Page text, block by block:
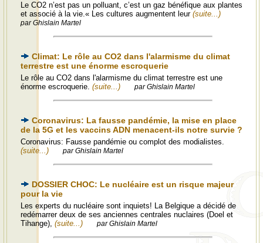
Le CO2 n’est pas un polluant, c’est un gaz bénéfique aux plantes
et associé à la vie.« Les cultures augmentent leur (suite...)
par Ghislain Martel
Climat: Le rôle au CO2 dans l'alarmisme du climat
terrestre est une énorme escroquerie
Le rôle au CO2 dans l'alarmisme du climat terrestre est une
énorme escroquerie. (suite...) par Ghislain Martel
Coronavirus: La fausse pandémie, la mise en place
de la 5G et les vaccins ADN menacent-ils notre survie ?
Coronavirus: Fausse pandémie ou complot des modialistes.
(suite...)
par Ghislain Martel
DOSSIER CHOC: Le nucléaire est un risque majeur
pour la vie
Les experts du nucléaire sont inquiets! La Belgique a décidé de
redémarrer deux de ses anciennes centrales nuclaires (Doel et
Tihange), (suite...) par Ghislain Martel